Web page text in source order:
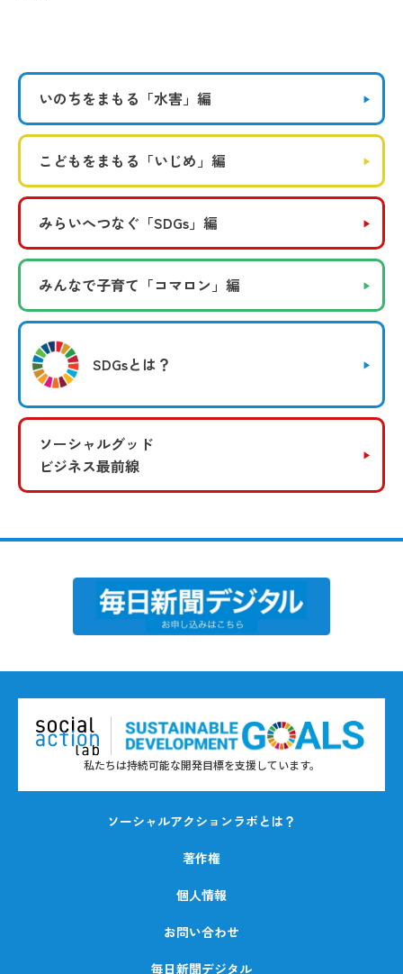
いのちをまもる 「水害」編
こどもをまもる 「いじめ」編
みらいへつなぐ 「SDGs」編
みんなで子育て 「コマロン」編
SDGsとは？
ソーシャルグッド
ビジネス最前線
私たちは持続可能な開発目標を支援しています。
ソーシャルアクションラボとは？
著作権
個人情報
お問い合わせ
毎日新聞デジタル